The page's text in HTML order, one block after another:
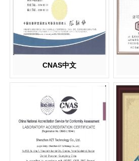
CNAS中文